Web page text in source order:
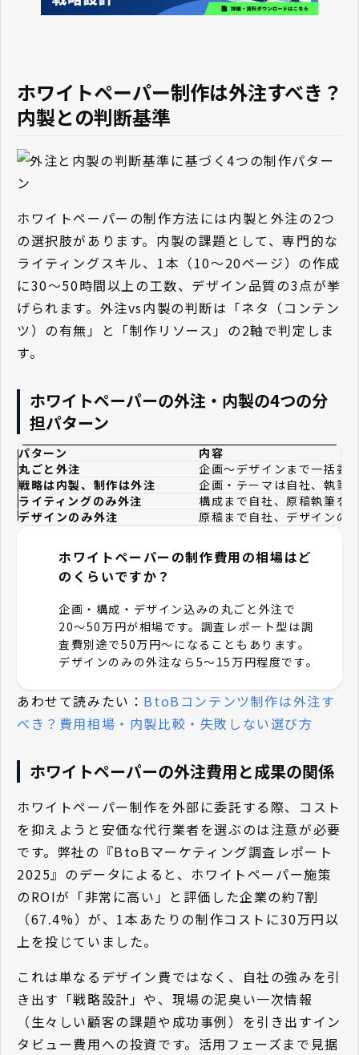
ホワイトペーパー制作は外注すべき？
内製との判断基準
ホワイトペーパーの制作方法には内製と外注の2つ
の選択肢があります。内製の課題として、専門的な
ライティングスキル、1本（10〜20ページ）の作成
に30〜50時間以上の工数、デザイン品質の3点が挙
げられます。外注vs内製の判断は「ネタ（コンテン
ツ）の有無」と「制作リソース」の2軸で判定しま
す。
ホワイトペーパーの外注・内製の4つの分
担パターン
パターン
内容
丸ごと外注
企画〜デザインまで一括委
戦略は内製、制作は外注
企画・テーマは自社、執筆
ライティングのみ外注
構成まで自社、原稿執筆を
デザインのみ外注
原稿まで自社、デザインの
ホワイトペーパーの制作費用の相場はど
のくらいですか？
企画・構成・デザイン込みの丸ごと外注で
20〜50万円が相場です。調査レポート型は調
査費別途で50万円〜になることもあります。
デザインのみの外注なら5〜15万円程度です。
あわせて読みたい： BtoBコンテンツ制作は外注す
べき？費用相場・内製比較・失敗しない選び方
ホワイトペーパーの外注費用と成果の関係
ホワイトペーパー制作を外部に委託する際、コスト
を抑えようと安価な代行業者を選ぶのは注意が必要
です。弊社の『BtoBマーケティング調査レポート
2025』のデータによると、ホワイトペーパー施策
のROIが「非常に高い」と評価した企業の約7割
（67.4%）が、1本あたりの制作コストに30万円以
上を投じていました。
これは単なるデザイン費ではなく、自社の強みを引
き出す「戦略設計」や、現場の泥臭い一次情報
（生々しい顧客の課題や成功事例）を引き出すイン
タビュー費用への投資です。活用フェーズまで見据